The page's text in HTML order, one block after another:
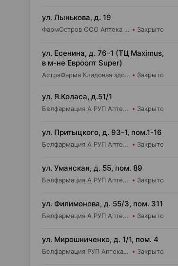
ул. Лынькова, д. 19
ФармОстров ООО Аптека №7 на Лынькова Закрыто
ул. Есенина, д. 76-1 (ТЦ Maximus,
в м-не Евроопт Super)
АстраФарма Кладовая здоровья ООО Аптека №9 Закрыто
ул. Я.Коласа, д.51/1
Белфармация А РУП Аптека №65 Закрыто
ул. Притыцкого, д. 93-1, пом.1-16
Белфармация А РУП Аптека №91 Закрыто
ул. Уманская, д. 55, пом. 89
Белфармация А РУП Аптека №39 Закрыто
ул. Филимонова, д. 55/3, пом. 311
Белфармация А РУП Аптека №36 Закрыто
ул. Мирошниченко, д. 1/1, пом. 4
Белфармация РУП Аптека №75 Закрыто